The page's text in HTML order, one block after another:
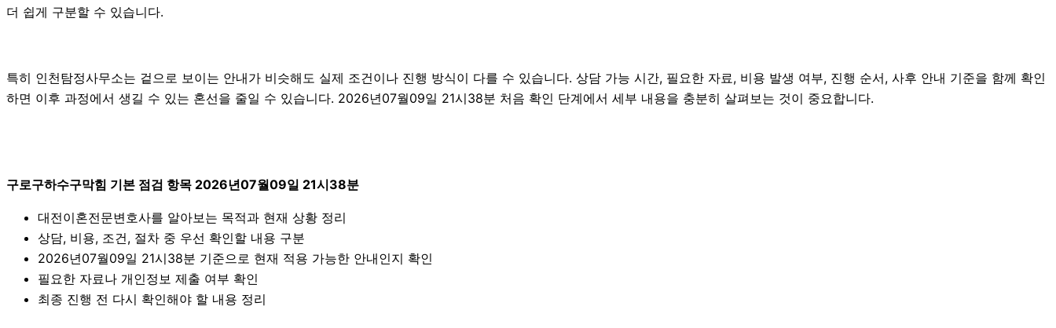
더 쉽게 구분할 수 있습니다.
특히 인천탐정사무소는 겉으로 보이는 안내가 비슷해도 실제 조건이나 진행 방식이 다를 수 있습니다. 상담 가능 시간, 필요한 자료, 비용 발생 여부, 진행 순서, 사후 안내 기준을 함께 확인
하면 이후 과정에서 생길 수 있는 혼선을 줄일 수 있습니다. 2026년07월09일 21시38분 처음 확인 단계에서 세부 내용을 충분히 살펴보는 것이 중요합니다.
구로구하수구막힘 기본 점검 항목 2026년07월09일 21시38분
대전이혼전문변호사를 알아보는 목적과 현재 상황 정리
상담, 비용, 조건, 절차 중 우선 확인할 내용 구분
2026년07월09일 21시38분 기준으로 현재 적용 가능한 안내인지 확인
필요한 자료나 개인정보 제출 여부 확인
최종 진행 전 다시 확인해야 할 내용 정리